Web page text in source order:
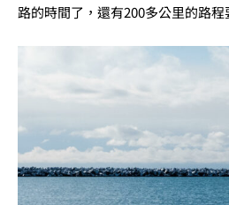
路的時間了，還有200多公里的路程